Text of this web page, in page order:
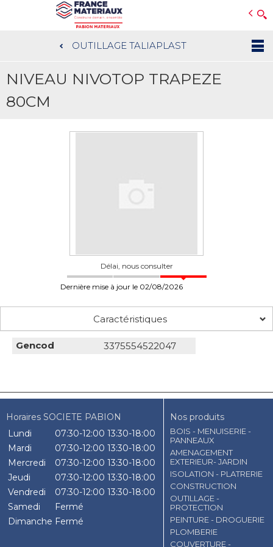
au
contenu
OUTILLAGE TALIAPLAST
NIVEAU NIVOTOP TRAPEZE
80CM
Délai, nous consulter
Dernière mise à jour le 02/08/2026
Caractéristiques
Gencod 3375554522047
Horaires SOCIETE PABION
Lundi
07:30-12:00 13:30-18:00
Mardi
07:30-12:00 13:30-18:00
Mercredi
07:30-12:00 13:30-18:00
Jeudi
07:30-12:00 13:30-18:00
Vendredi
07:30-12:00 13:30-18:00
Samedi
Fermé
Dimanche Fermé
Nos produits
BOIS - MENUISERIE -
PANNEAUX
AMENAGEMENT
EXTERIEUR- JARDIN
ISOLATION - PLATRERIE
CONSTRUCTION
OUTILLAGE -
PROTECTION
PEINTURE - DROGUERIE
PLOMBERIE
COUVERTURE -